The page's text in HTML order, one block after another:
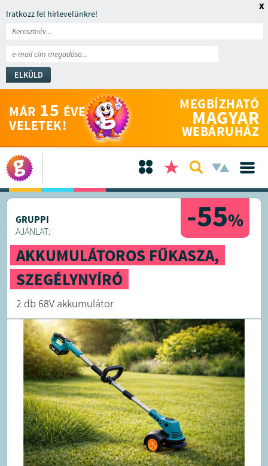
Iratkozz fel hírlevelünkre!
ELKÜLD
x
MÁR 15 ÉVE
VELETEK!
MEGBÍZHATÓ
MAGYAR
WEBÁRUHÁZ
-55%
GRUPPI
AJÁNLAT:
AKKUMULÁTOROS FŰKASZA,
SZEGÉLYNYÍRÓ
2 db 68V akkumulátor